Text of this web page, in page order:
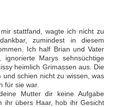
stattfand, wagte ich nicht zu
zumindest in diesem
Ich half Brian und Vater
Marys sehnsüchtige
heimlich Grimassen aus. Die
schien nicht zu wissen, was
für sie war.
Mutter dir keine Aufgabe
ihr übers Haar, hob ihr Gesicht